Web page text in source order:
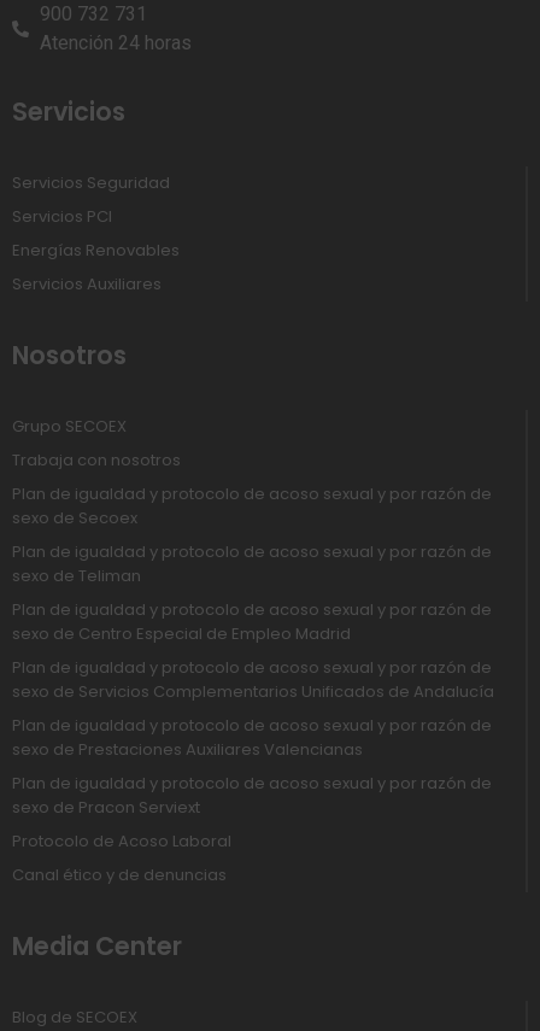
900 732 731
Atención 24 horas
Servicios
Servicios Seguridad
Servicios PCI
Energías Renovables
Servicios Auxiliares
Nosotros
Grupo SECOEX
Trabaja con nosotros
Plan de igualdad y protocolo de acoso sexual y por razón de
sexo de Secoex
Plan de igualdad y protocolo de acoso sexual y por razón de
sexo de Teliman
Plan de igualdad y protocolo de acoso sexual y por razón de
sexo de Centro Especial de Empleo Madrid
Plan de igualdad y protocolo de acoso sexual y por razón de
sexo de Servicios Complementarios Unificados de Andalucía
Plan de igualdad y protocolo de acoso sexual y por razón de
sexo de Prestaciones Auxiliares Valencianas
Plan de igualdad y protocolo de acoso sexual y por razón de
sexo de Pracon Serviext
Protocolo de Acoso Laboral
Canal ético y de denuncias
Media Center
Blog de SECOEX